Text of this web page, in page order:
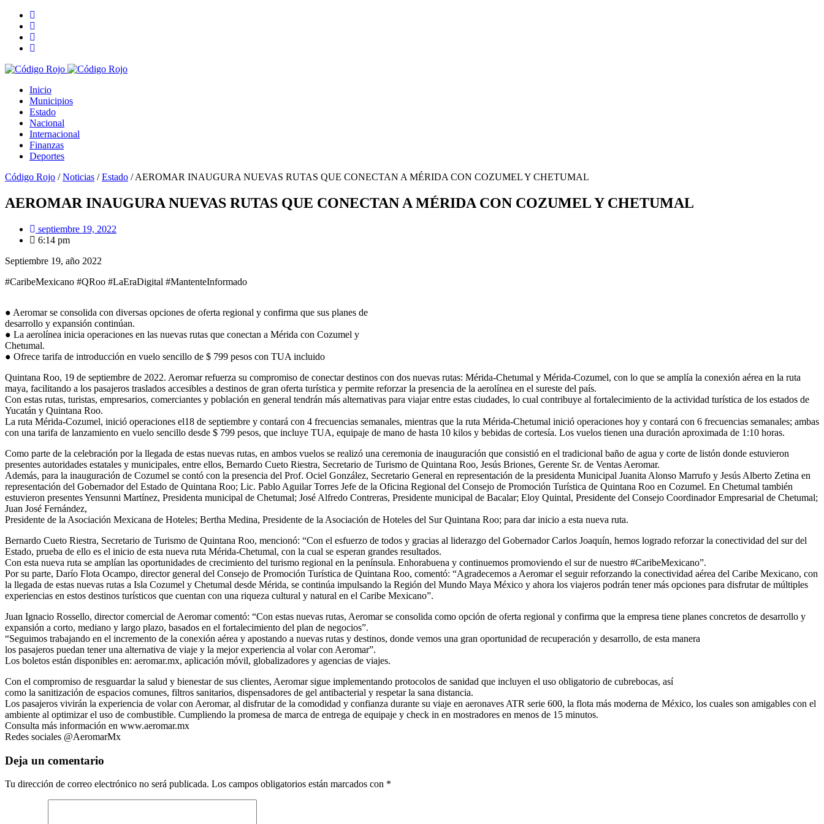
Inicio
Municipios
Estado
Nacional
Internacional
Finanzas
Deportes
Código Rojo /Noticias /Estado /AEROMAR INAUGURA NUEVAS RUTAS QUE CONECTAN A MÉRIDA CON COZUMEL Y CHETUMAL
AEROMAR INAUGURA NUEVAS RUTAS QUE CONECTAN A MÉRIDA CON COZUMEL Y CHETUMAL
septiembre 19, 2022
6:14 pm
Septiembre 19, año 2022
#CaribeMexicano #QRoo #LaEraDigital #MantenteInformado
● Aeromar se consolida con diversas opciones de oferta regional y confirma que sus planes de
desarrollo y expansión continúan.
● La aerolínea inicia operaciones en las nuevas rutas que conectan a Mérida con Cozumel y
Chetumal.
● Ofrece tarifa de introducción en vuelo sencillo de $ 799 pesos con TUA incluido
Quintana Roo, 19 de septiembre de 2022. Aeromar refuerza su compromiso de conectar destinos con dos nuevas rutas: Mérida-Chetumal y Mérida-Cozumel, con lo que se amplía la conexión aérea en la ruta
maya, facilitando a los pasajeros traslados accesibles a destinos de gran oferta turística y permite reforzar la presencia de la aerolínea en el sureste del país.
Con estas rutas, turistas, empresarios, comerciantes y población en general tendrán más alternativas para viajar entre estas ciudades, lo cual contribuye al fortalecimiento de la actividad turística de los estados de
Yucatán y Quintana Roo.
La ruta Mérida-Cozumel, inició operaciones el18 de septiembre y contará con 4 frecuencias semanales, mientras que la ruta Mérida-Chetumal inició operaciones hoy y contará con 6 frecuencias semanales; ambas
con una tarifa de lanzamiento en vuelo sencillo desde $ 799 pesos, que incluye TUA, equipaje de mano de hasta 10 kilos y bebidas de cortesía. Los vuelos tienen una duración aproximada de 1:10 horas.
Como parte de la celebración por la llegada de estas nuevas rutas, en ambos vuelos se realizó una ceremonia de inauguración que consistió en el tradicional baño de agua y corte de listón donde estuvieron
presentes autoridades estatales y municipales, entre ellos, Bernardo Cueto Riestra, Secretario de Turismo de Quintana Roo, Jesús Briones, Gerente Sr. de Ventas Aeromar.
Además, para la inauguración de Cozumel se contó con la presencia del Prof. Ociel González, Secretario General en representación de la presidenta Municipal Juanita Alonso Marrufo y Jesús Alberto Zetina en
representación del Gobernador del Estado de Quintana Roo; Lic. Pablo Aguilar Torres Jefe de la Oficina Regional del Consejo de Promoción Turística de Quintana Roo en Cozumel. En Chetumal también
estuvieron presentes Yensunni Martínez, Presidenta municipal de Chetumal; José Alfredo Contreras, Presidente municipal de Bacalar; Eloy Quintal, Presidente del Consejo Coordinador Empresarial de Chetumal;
Juan José Fernández,
Presidente de la Asociación Mexicana de Hoteles; Bertha Medina, Presidente de la Asociación de Hoteles del Sur Quintana Roo; para dar inicio a esta nueva ruta.
Bernardo Cueto Riestra, Secretario de Turismo de Quintana Roo, mencionó: “Con el esfuerzo de todos y gracias al liderazgo del Gobernador Carlos Joaquín, hemos logrado reforzar la conectividad del sur del
Estado, prueba de ello es el inicio de esta nueva ruta Mérida-Chetumal, con la cual se esperan grandes resultados.
Con esta nueva ruta se amplían las oportunidades de crecimiento del turismo regional en la península. Enhorabuena y continuemos promoviendo el sur de nuestro #CaribeMexicano”.
Por su parte, Darío Flota Ocampo, director general del Consejo de Promoción Turística de Quintana Roo, comentó: “Agradecemos a Aeromar el seguir reforzando la conectividad aérea del Caribe Mexicano, con
la llegada de estas nuevas rutas a Isla Cozumel y Chetumal desde Mérida, se continúa impulsando la Región del Mundo Maya México y ahora los viajeros podrán tener más opciones para disfrutar de múltiples
experiencias en estos destinos turísticos que cuentan con una riqueza cultural y natural en el Caribe Mexicano”.
Juan Ignacio Rossello, director comercial de Aeromar comentó: “Con estas nuevas rutas, Aeromar se consolida como opción de oferta regional y confirma que la empresa tiene planes concretos de desarrollo y
expansión a corto, mediano y largo plazo, basados en el fortalecimiento del plan de negocios”.
“Seguimos trabajando en el incremento de la conexión aérea y apostando a nuevas rutas y destinos, donde vemos una gran oportunidad de recuperación y desarrollo, de esta manera
los pasajeros puedan tener una alternativa de viaje y la mejor experiencia al volar con Aeromar”.
Los boletos están disponibles en: aeromar.mx, aplicación móvil, globalizadores y agencias de viajes.
Con el compromiso de resguardar la salud y bienestar de sus clientes, Aeromar sigue implementando protocolos de sanidad que incluyen el uso obligatorio de cubrebocas, así
como la sanitización de espacios comunes, filtros sanitarios, dispensadores de gel antibacterial y respetar la sana distancia.
Los pasajeros vivirán la experiencia de volar con Aeromar, al disfrutar de la comodidad y confianza durante su viaje en aeronaves ATR serie 600, la flota más moderna de México, los cuales son amigables con el
ambiente al optimizar el uso de combustible. Cumpliendo la promesa de marca de entrega de equipaje y check in en mostradores en menos de 15 minutos.
Consulta más información en www.aeromar.mx
Redes sociales @AeromarMx
Deja un comentario
Tu dirección de correo electrónico no será publicada. Los campos obligatorios están marcados con *